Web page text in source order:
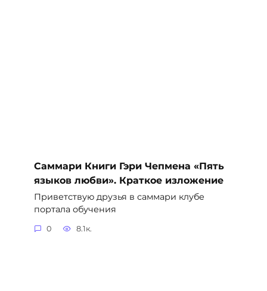
Саммари Книги Гэри Чепмена «Пять
языков любви». Краткое изложение
Приветствую друзья в саммари клубе
портала обучения
0 8.1к.